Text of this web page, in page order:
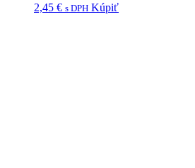
2,45 € s DPH Kúpiť